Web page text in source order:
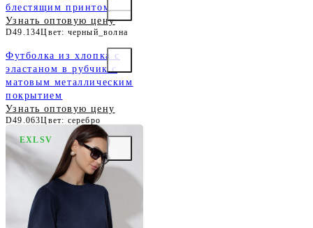
блестящим принтом
Узнать оптовую цену
D49.134Цвет: черный_волна
Футболка из хлопка с
эластаном в рубчик с
матовым металлическим
покрытием
Узнать оптовую цену
D49.063Цвет: серебро
EXLSV